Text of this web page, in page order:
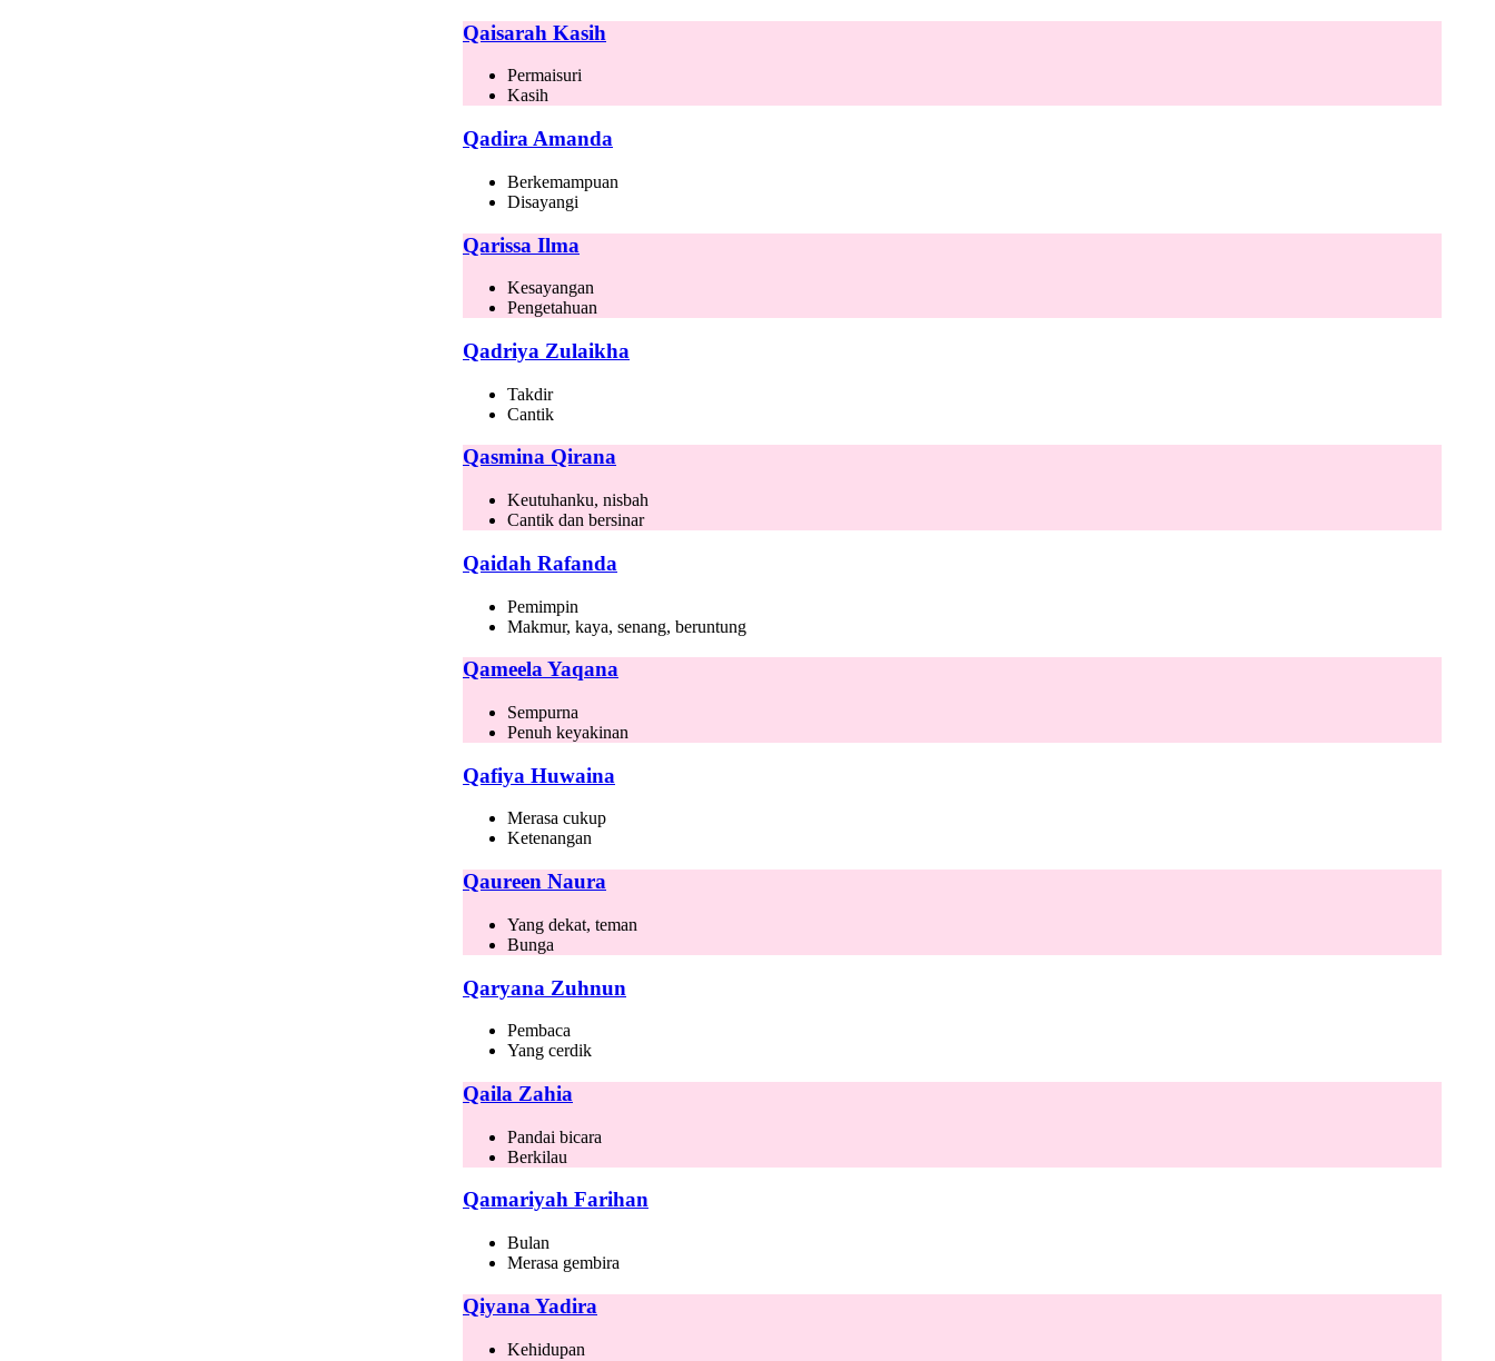
Qaisarah Kasih
Permaisuri
Kasih
Qadira Amanda
Berkemampuan
Disayangi
Qarissa Ilma
Kesayangan
Pengetahuan
Qadriya Zulaikha
Takdir
Cantik
Qasmina Qirana
Keutuhanku, nisbah
Cantik dan bersinar
Qaidah Rafanda
Pemimpin
Makmur, kaya, senang, beruntung
Qameela Yaqana
Sempurna
Penuh keyakinan
Qafiya Huwaina
Merasa cukup
Ketenangan
Qaureen Naura
Yang dekat, teman
Bunga
Qaryana Zuhnun
Pembaca
Yang cerdik
Qaila Zahia
Pandai bicara
Berkilau
Qamariyah Farihan
Bulan
Merasa gembira
Qiyana Yadira
Kehidupan